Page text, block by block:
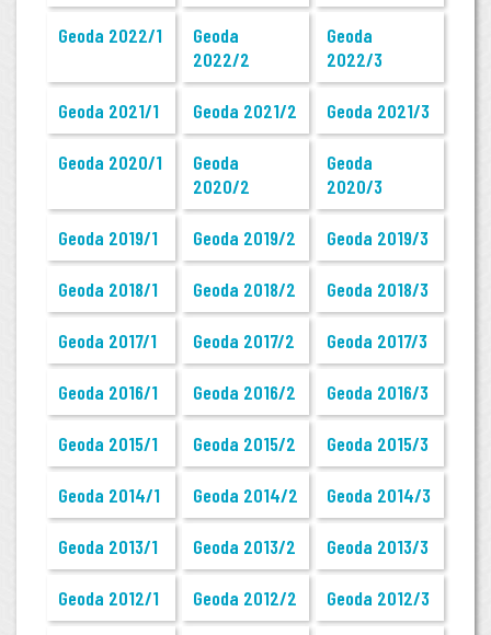
Geoda 2022/1
Geoda
2022/2
Geoda
2022/3
Geoda 2021/1 Geoda 2021/2 Geoda 2021/3
Geoda 2020/1
Geoda
2020/2
Geoda
2020/3
Geoda 2019/1 Geoda 2019/2 Geoda 2019/3
Geoda 2018/1 Geoda 2018/2 Geoda 2018/3
Geoda 2017/1 Geoda 2017/2 Geoda 2017/3
Geoda 2016/1 Geoda 2016/2 Geoda 2016/3
Geoda 2015/1 Geoda 2015/2 Geoda 2015/3
Geoda 2014/1 Geoda 2014/2 Geoda 2014/3
Geoda 2013/1 Geoda 2013/2 Geoda 2013/3
Geoda 2012/1 Geoda 2012/2 Geoda 2012/3